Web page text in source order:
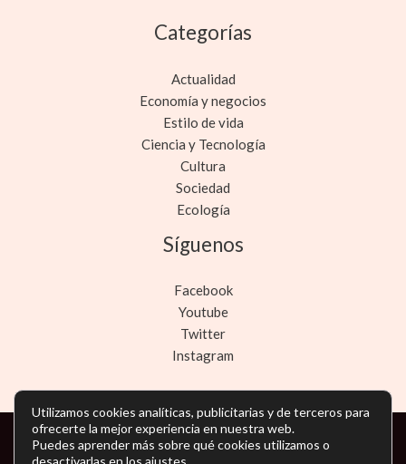
Categorías
Actualidad
Economía y negocios
Estilo de vida
Ciencia y Tecnología
Cultura
Sociedad
Ecología
Síguenos
Facebook
Youtube
Twitter
Instagram
Copyright © Todos los derechos reservados -
Utilizamos cookies analíticas, publicitarias y de terceros para
ofrecerte la mejor experiencia en nuestra web.
Puedes aprender más sobre qué cookies utilizamos o
desactivarlas en los ajustes